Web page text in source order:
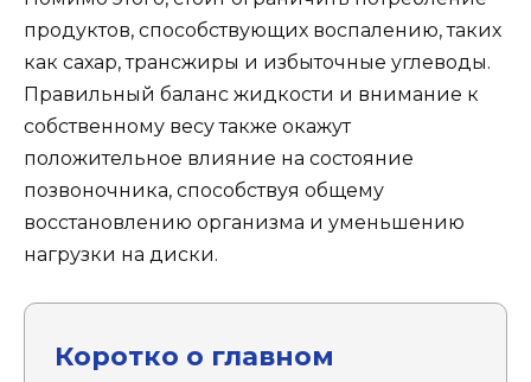
продуктов, способствующих воспалению, таких
как сахар, трансжиры и избыточные углеводы.
Правильный баланс жидкости и внимание к
собственному весу также окажут
положительное влияние на состояние
позвоночника, способствуя общему
восстановлению организма и уменьшению
нагрузки на диски.
Коротко о главном